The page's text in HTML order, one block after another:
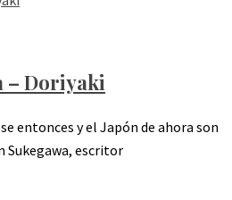
– Doriyaki
entonces y el Japón de ahora son
Sukegawa, escritor